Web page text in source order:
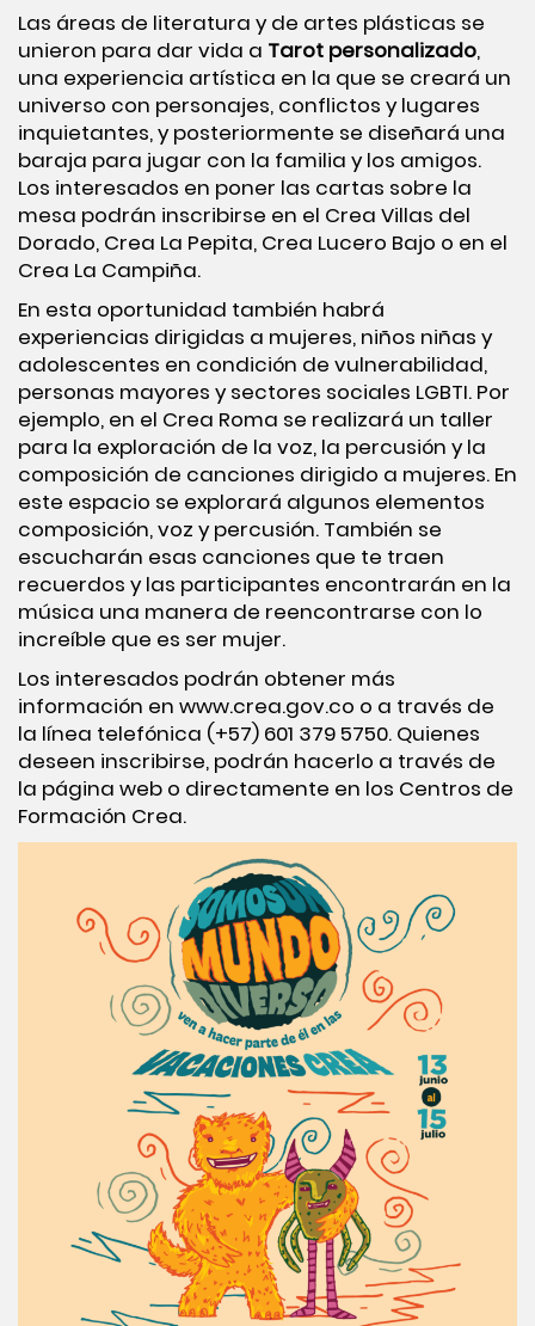
Las áreas de literatura y de artes plásticas se
unieron para dar vida a Tarot personalizado,
una experiencia artística en la que se creará un
universo con personajes, conflictos y lugares
inquietantes, y posteriormente se diseñará una
baraja para jugar con la familia y los amigos.
Los interesados en poner las cartas sobre la
mesa podrán inscribirse en el Crea Villas del
Dorado, Crea La Pepita, Crea Lucero Bajo o en el
Crea La Campiña.
En esta oportunidad también habrá
experiencias dirigidas a mujeres, niños niñas y
adolescentes en condición de vulnerabilidad,
personas mayores y sectores sociales LGBTI. Por
ejemplo, en el Crea Roma se realizará un taller
para la exploración de la voz, la percusión y la
composición de canciones dirigido a mujeres. En
este espacio se explorará algunos elementos
composición, voz y percusión. También se
escucharán esas canciones que te traen
recuerdos y las participantes encontrarán en la
música una manera de reencontrarse con lo
increíble que es ser mujer.
Los interesados podrán obtener más
información en www.crea.gov.co o a través de
la línea telefónica (+57) 601 379 5750. Quienes
deseen inscribirse, podrán hacerlo a través de
la página web o directamente en los Centros de
Formación Crea.